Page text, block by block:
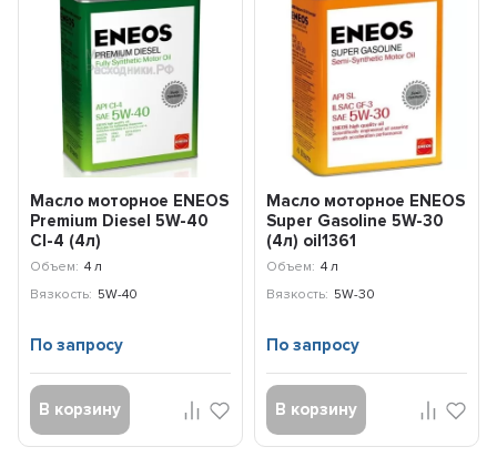
Масло моторное ENEOS
Premium Diesel 5W-40
CI-4 (4л)
8809478943077
Объем: 4 л
Вязкость: 5W-40
По запросу
В корзину
Масло моторное ENEOS
Super Gasoline 5W-30
(4л) oil1361
Объем: 4 л
Вязкость: 5W-30
По запросу
В корзину